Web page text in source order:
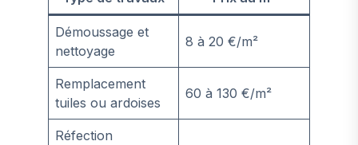
Démoussage et
nettoyage
8 à 20 €/m²
Remplacement
tuiles ou ardoises
60 à 130 €/m²
Réfection